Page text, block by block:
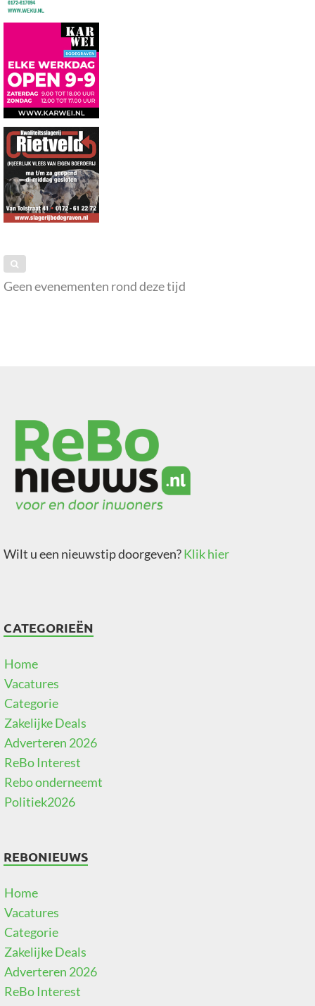
Geen evenementen rond deze tijd
Wilt u een nieuwstip doorgeven?Klik hier
CATEGORIEËN
Home
Vacatures
Categorie
Zakelijke Deals
Adverteren 2026
ReBo Interest
Rebo onderneemt
Politiek2026
REBONIEUWS
Home
Vacatures
Categorie
Zakelijke Deals
Adverteren 2026
ReBo Interest